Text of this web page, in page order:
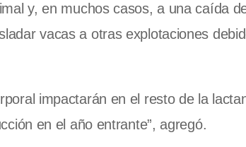
y, en muchos casos, a una caída
vacas a otras explotaciones
impactarán en el resto de la
en el año entrante”, agregó.